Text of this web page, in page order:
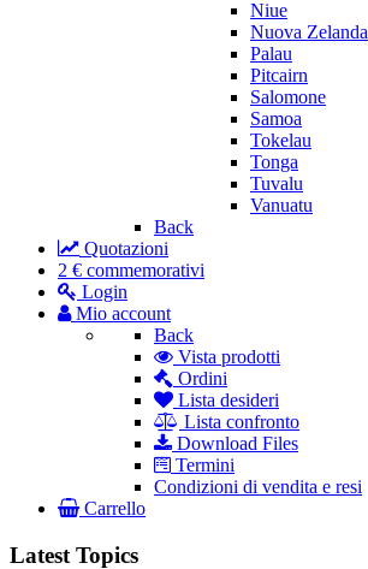
Niue
Nuova Zelanda
Palau
Pitcairn
Salomone
Samoa
Tokelau
Tonga
Tuvalu
Vanuatu
Back
Quotazioni
2 € commemorativi
Login
Mio account
Back
Vista prodotti
Ordini
Lista desideri
Lista confronto
Download Files
Termini
Condizioni di vendita e resi
Carrello
Latest Topics